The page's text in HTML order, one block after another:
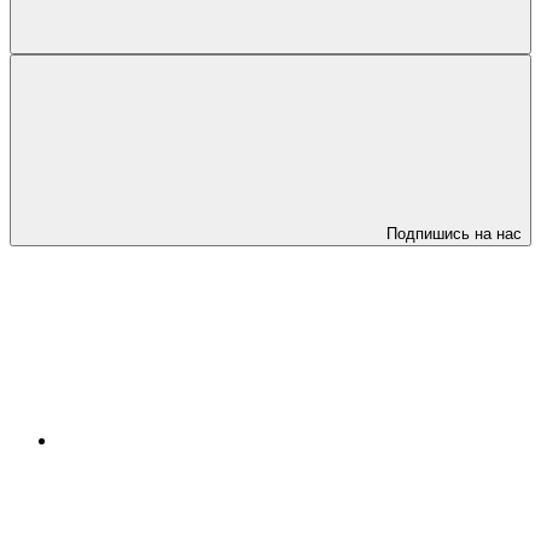
Подпишись на нас